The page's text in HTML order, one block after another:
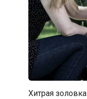
Хитрая золовка